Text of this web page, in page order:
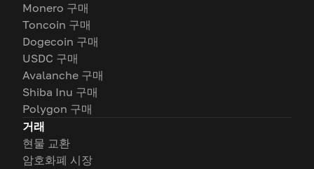
Monero 구매
Toncoin 구매
Dogecoin 구매
USDC 구매
Avalanche 구매
Shiba Inu 구매
Polygon 구매
거래
현물 교환
암호화폐 시장